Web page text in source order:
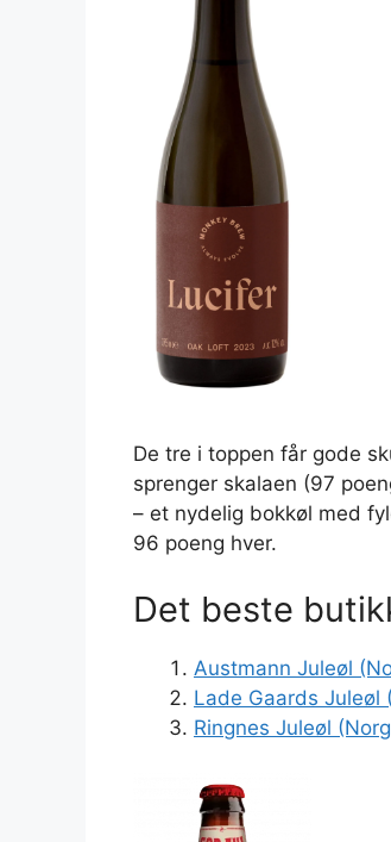
De tre i toppen får gode
sprenger skalaen (97
– et nydelig bokkøl med
96 poeng hver.
Det beste
Austmann Juleøl
Lade Gaards Juleøl
Ringnes Juleøl